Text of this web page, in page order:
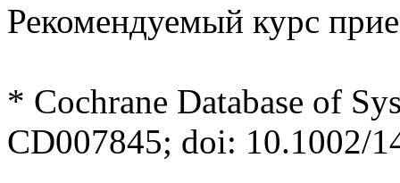
Рекомендуемый курс
* Cochrane Database of
CD007845; doi: 10.1002/